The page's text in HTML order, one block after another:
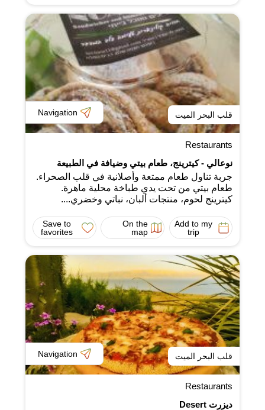
قلب البحر الميت Navigation
Restaurants
نوعالي - كيترينج، طعام بيتي وضيافة في الطبيعة
جربة تناول طعام ممتعة وأصلانية في قلب الصحراء.
طعام بيتي من تحت يدي طباخة محلية ماهرة.
كيترينج لحوم، منتجات ألبان، نباتي وخضري....
Add to my
trip
On the
map
Save to
favorites
قلب البحر الميت Navigation
Restaurants
ديزرت Desert